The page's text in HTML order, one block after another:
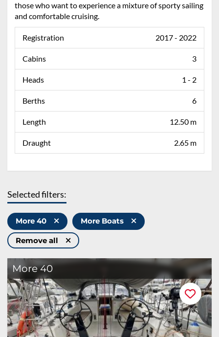
those who want to experience a mixture of sporty sailing
and comfortable cruising.
Registration 2017 - 2022
Cabins 3
Heads 1 - 2
Berths 6
Length 12.50 m
Draught 2.65 m
Selected filters:
More 40 More Boats
Remove all
More 40